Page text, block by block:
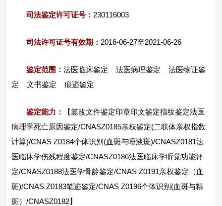
司法鉴定许可证号： 230116003
司法许可证号有效期： 2016-06-27至2021-06-26
鉴定范围：法医临床鉴定 法医病理鉴定 法医物证鉴
定 文书鉴定 痕迹鉴定
鉴定能力：
【篡改文件鉴定印章印文鉴定指纹鉴定法医
病理学死亡原因鉴定/CNASZ0185亲权鉴定(二联体亲权指数
计算)/CNAS Z0184个体识别(血斑与唾液斑)/CNASZ0181法
医临床学伤残程度鉴定/CNASZ0186法医临床学听觉功能评
定/CNASZ0188法医学骨龄鉴定/CNAS Z0191亲权鉴定（血
斑)/CNAS Z0183笔迹鉴定/CNAS Z0196个体识别(血斑与精
斑）/CNASZ0182】